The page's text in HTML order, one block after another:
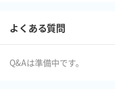
よくある質問
Q&Aは準備中です。